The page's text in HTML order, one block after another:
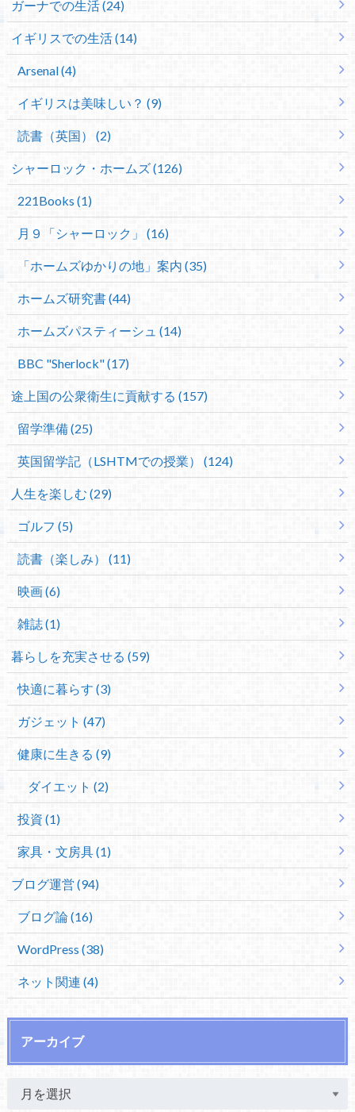
ガーナでの生活 (24)
イギリスでの生活 (14)
Arsenal (4)
イギリスは美味しい？ (9)
読書（英国） (2)
シャーロック・ホームズ (126)
221Books (1)
月９「シャーロック」 (16)
「ホームズゆかりの地」案内 (35)
ホームズ研究書 (44)
ホームズパスティーシュ (14)
BBC "Sherlock" (17)
途上国の公衆衛生に貢献する (157)
留学準備 (25)
英国留学記（LSHTMでの授業） (124)
人生を楽しむ (29)
ゴルフ (5)
読書（楽しみ） (11)
映画 (6)
雑誌 (1)
暮らしを充実させる (59)
快適に暮らす (3)
ガジェット (47)
健康に生きる (9)
ダイエット (2)
投資 (1)
家具・文房具 (1)
ブログ運営 (94)
ブログ論 (16)
WordPress (38)
ネット関連 (4)
アーカイブ